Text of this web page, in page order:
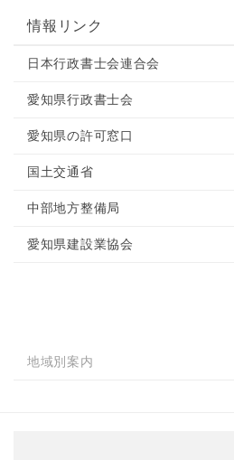
情報リンク
日本行政書士会連合会
愛知県行政書士会
愛知県の許可窓口
国土交通省
中部地方整備局
愛知県建設業協会
地域別案内